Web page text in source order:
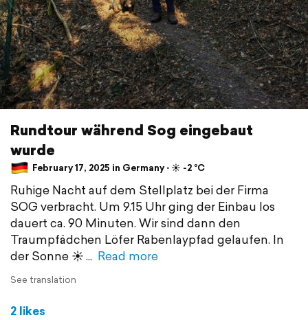
Rundtour während Sog eingebaut
wurde
February 17, 2025 in Germany ⋅ ☀️ -2 °C
Ruhige Nacht auf dem Stellplatz bei der Firma
SOG verbracht. Um 9.15 Uhr ging der Einbau los
dauert ca. 90 Minuten. Wir sind dann den
Traumpfädchen Löfer Rabenlaypfad gelaufen. In
der Sonne ☀️
Read more
See translation
2 likes